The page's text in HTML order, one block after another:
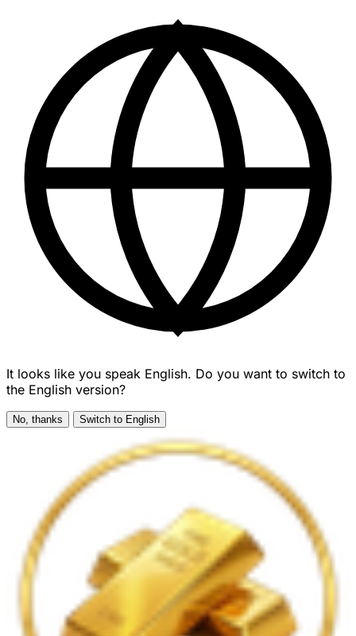
It looks like you speak English. Do you want to switch to
the English version?
No, thanks Switch to English